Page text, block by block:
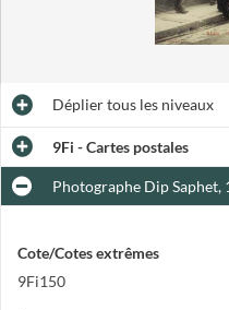
Dépliertous les niveaux
9Fi - Cartes postales
Photographe Dip Saphet,
Cote/Cotes extrêmes
9Fi150